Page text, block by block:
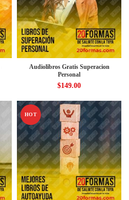
Audiolibros Gratis Superacion
Personal
$149.00
HOT